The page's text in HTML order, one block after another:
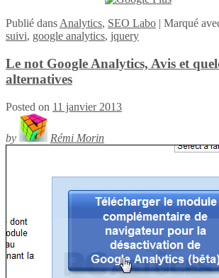
Publié dans Analytics, SEO Labo | Marqué
suivi, google analytics, jquery
Le not Google Analytics, Avis et
alternatives
Posted on 11 janvier 2013
by Rémi Morin